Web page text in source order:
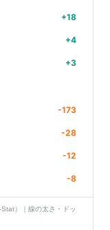
+18
+4
+3
-173
-28
-12
-8
）｜線の太さ・ドッ